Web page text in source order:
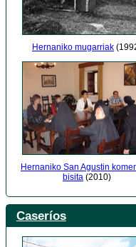
Hernaniko mugarriak
Hernaniko San Agustin
bisita (2010)
Caseríos